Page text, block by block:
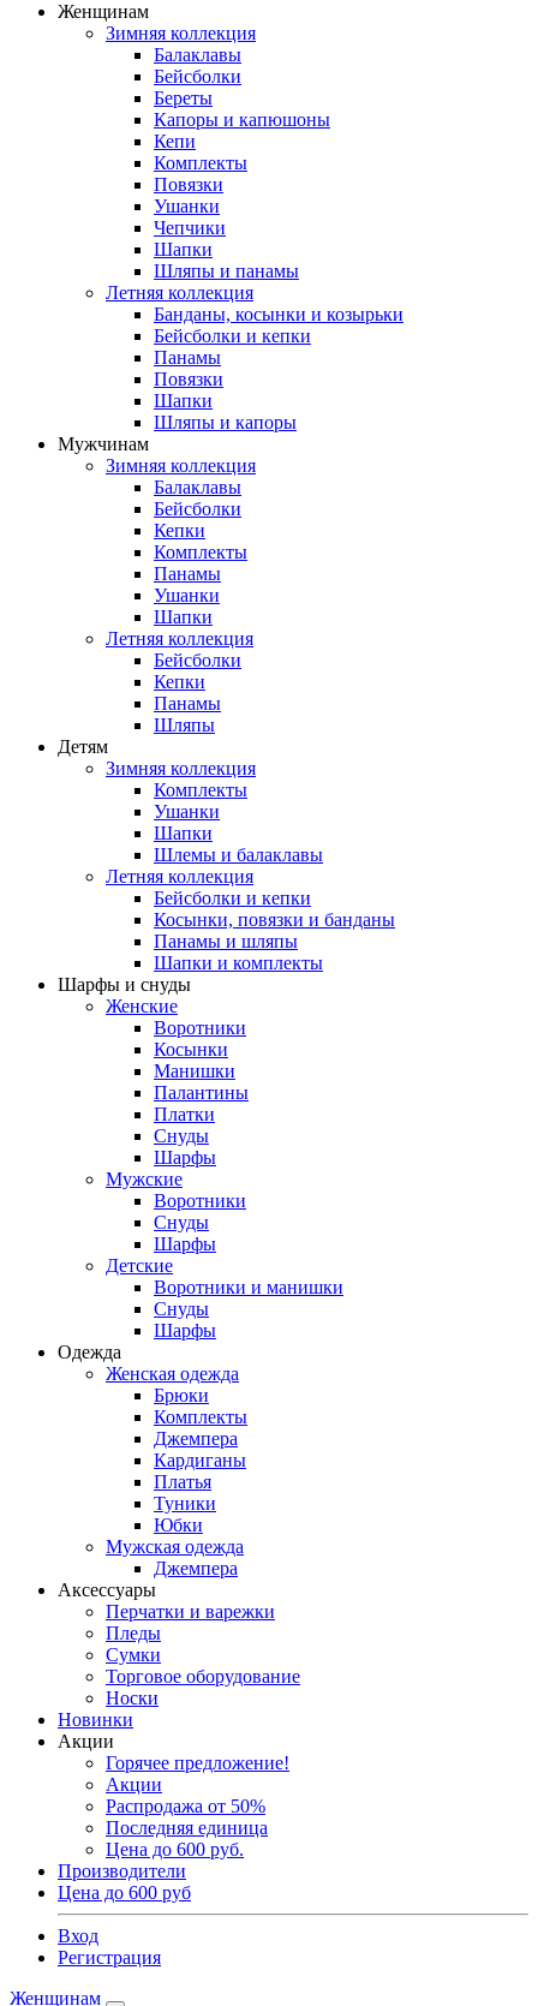
Женщинам
Зимняя коллекция
Балаклавы
Бейсболки
Береты
Капоры и капюшоны
Кепи
Комплекты
Повязки
Ушанки
Чепчики
Шапки
Шляпы и панамы
Летняя коллекция
Банданы, косынки и козырьки
Бейсболки и кепки
Панамы
Повязки
Шапки
Шляпы и капоры
Мужчинам
Зимняя коллекция
Балаклавы
Бейсболки
Кепки
Комплекты
Панамы
Ушанки
Шапки
Летняя коллекция
Бейсболки
Кепки
Панамы
Шляпы
Детям
Зимняя коллекция
Комплекты
Ушанки
Шапки
Шлемы и балаклавы
Летняя коллекция
Бейсболки и кепки
Косынки, повязки и банданы
Панамы и шляпы
Шапки и комплекты
Шарфы и снуды
Женские
Воротники
Косынки
Манишки
Палантины
Платки
Снуды
Шарфы
Мужские
Воротники
Снуды
Шарфы
Детские
Воротники и манишки
Снуды
Шарфы
Одежда
Женская одежда
Брюки
Комплекты
Джемпера
Кардиганы
Платья
Туники
Юбки
Мужская одежда
Джемпера
Аксессуары
Перчатки и варежки
Пледы
Сумки
Торговое оборудование
Носки
Новинки
Акции
Горячее предложение!
Акции
Распродажа от 50%
Последняя единица
Цена до 600 руб.
Производители
Цена до 600 руб
Вход
Регистрация
Женщинам